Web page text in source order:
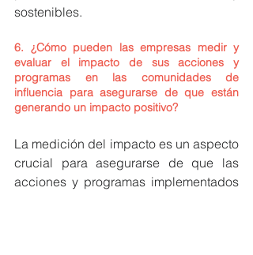
sostenibles.
6. ¿Cómo pueden las empresas medir y
evaluar el impacto de sus acciones y
programas en las comunidades de
influencia para asegurarse de que están
generando un impacto positivo?
La medición del impacto es un aspecto
crucial para asegurarse de que las
acciones y programas implementados